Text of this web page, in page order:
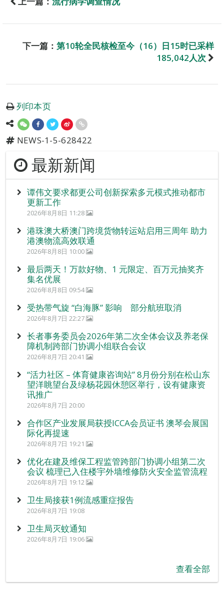
下一篇： 第10轮全民核检至今（16）日15时已采样
185,042人次
列印本页
NEWS-1-5-628422
最新新闻
谭伟文要求都更公司创新探索多元模式推动都市
更新工作
2026年8月8日 11:28
港珠澳大桥澳门跨境货物转运站启用三周年 助力
港澳物流高效联通
2026年8月8日 10:00
最后两天！万款好物、1 元限定、百万元抽奖齐
集名优展
2026年8月8日 09:54
受热带气旋 “白海豚” 影响 部分航班取消
2026年8月7日 22:27
长者事务委员会2026年第二次全体会议及养老保
障机制跨部门协调小组联合会议
2026年8月7日 20:41
“活力社区 – 体育健康咨询站” 8月份分别在松山东
望洋眺望台及绿杨花园休憩区举行，设有健康资
讯推广
2026年8月7日 20:00
合作区产业发展局获授ICCA会员证书 澳琴会展国
际化再提速
2026年8月7日 19:21
优化在建及维保工程监管跨部门协调小组第二次
会议 梳理已入住楼宇外墙维修防火安全监管流程
2026年8月7日 19:12
卫生局接获1例流感重症报告
2026年8月7日 19:08
卫生局灭蚊通知
2026年8月7日 19:06
查看全部